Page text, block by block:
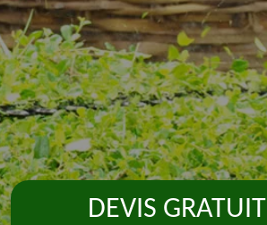
DEVIS GRATUIT